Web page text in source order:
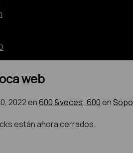
web
2022en600 &veces; 600en
están ahora cerrados.